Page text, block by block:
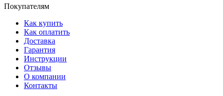
Покупателям
Как купить
Как оплатить
Доставка
Гарантия
Инструкции
Отзывы
О компании
Контакты